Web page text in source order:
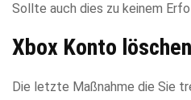
Sollte auch dies zu keinem
Xbox Konto
Die letzte Maßnahme die Sie